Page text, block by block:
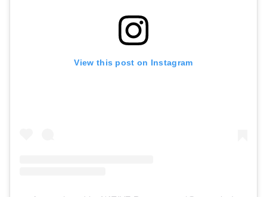
View this post on Instagram